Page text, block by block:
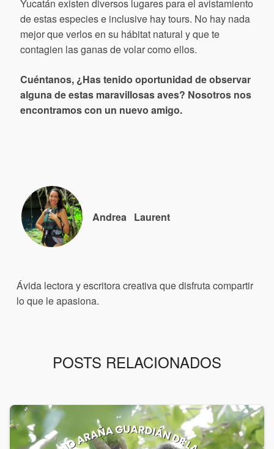
Yucatán existen diversos lugares para el avistamiento
de estas especies e inclusive hay tours. No hay nada
mejor que verlos en su hábitat natural y que te
contagien las ganas de volar como ellos.
Cuéntanos, ¿Has tenido oportunidad de observar
alguna de estas maravillosas aves? Nosotros nos
encontramos con un nuevo amigo.
Andrea Laurent
Ávida lectora y escritora creativa que disfruta compartir
lo que le apasiona.
POSTS RELACIONADOS